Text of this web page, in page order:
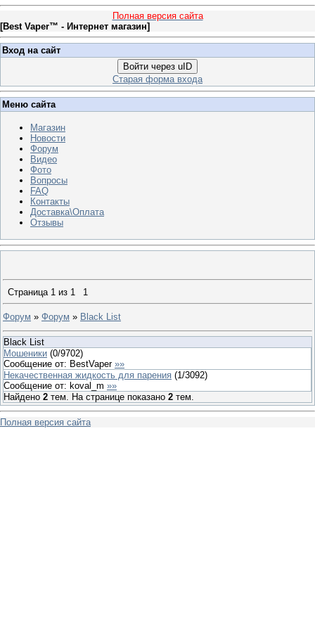
Полная версия сайта
[Best Vaper™ - Интернет магазин]
Вход на сайт
Войти через uID
Старая форма входа
Меню сайта
Магазин
Новости
Форум
Видео
Фото
Вопросы
FAQ
Контакты
Доставка\Оплата
Отзывы
Страница 1 из 1 1
Форум » Форум » Black List
Black List
Мошеники (0/9702)
Сообщение от: BestVaper »»
Некачественная жидкость для парения (1/3092)
Сообщение от: koval_m »»
Найдено 2 тем. На странице показано 2 тем.
Полная версия сайта